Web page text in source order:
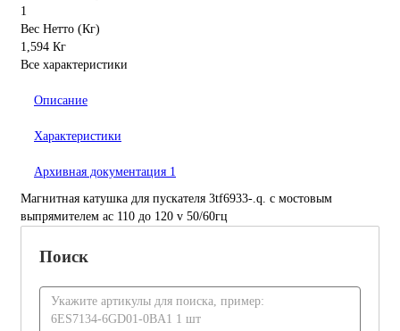
1
Вес Нетто (Кг)
1,594 Кг
Все характеристики
Описание
Характеристики
Архивная документация 1
Магнитная катушка для пускателя 3tf6933-.q. с мостовым
выпрямителем ac 110 до 120 v 50/60гц
Поиск